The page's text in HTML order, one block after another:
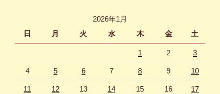
2026年1月
日
月 火 水 木 金 土
1 2 3
4 5 6 7 8 9 10
11 12 13 14 15 16 17